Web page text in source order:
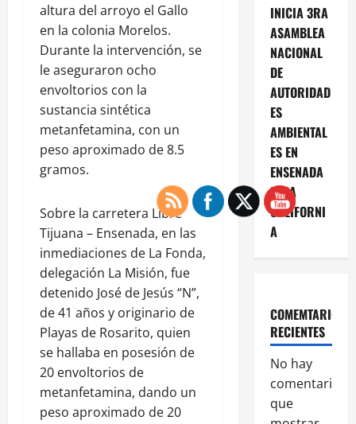
altura del arroyo el Gallo
en la colonia Morelos.
Durante la intervención, se
le aseguraron ocho
envoltorios con la
sustancia sintética
metanfetamina, con un
peso aproximado de 8.5
gramos.
Sobre la carretera Libre
Tijuana – Ensenada, en las
inmediaciones de La Fonda,
delegación La Misión, fue
detenido José de Jesús “N”,
de 41 años y originario de
Playas de Rosarito, quien
se hallaba en posesión de
20 envoltorios de
metanfetamina, dando un
peso aproximado de 20
INICIA 3RA
ASAMBLEA
NACIONAL
DE
AUTORIDAD
ES
AMBIENTAL
ES EN
ENSENADA
BAJA
CALIFORNI
A
COMEMTARIOS
RECIENTES
No hay
comentarios
que